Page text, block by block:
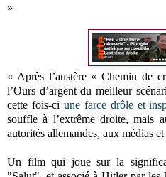
»
« Après l’austère « Chemin de
l’Ours d’argent du meilleur
cette fois-ci une farce drôle et
souffle à l’extrême droite, mais
autorités allemandes, aux médias
Un film qui joue sur la